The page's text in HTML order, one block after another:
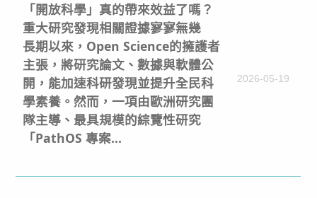
「開放科學」真的帶來效益了嗎？
重大研究發現相關證據寥寥無幾
長期以來，Open Science的擁護者
主張，將研究論文、數據與軟體公
開，能加速科研發現並提升全民科
學素養。然而，一項由歐洲研究團
隊主導、最具規模的綜覽性研究
「PathOS 專案...
2026-05-19